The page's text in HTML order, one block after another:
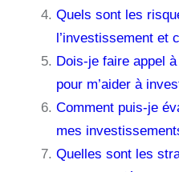
Quels sont les
l’investissement et
Dois-je faire appel
pour m’aider à
Comment puis-je
mes
Quelles sont les